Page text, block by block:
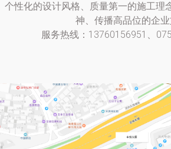
个性化的设计风格、质量第一的施工理
神、传播高品位的企
服务热线：13760156951、